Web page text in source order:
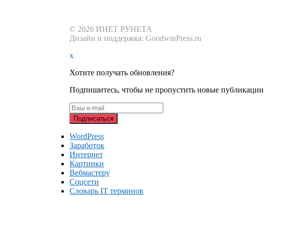
© 2026 ИНЕТ РУНЕТА
Дизайн и поддержка: GoodwinPress.ru
x
Хотите получать обновления?
Подпишитесь, чтобы не пропустить новые публикации
WordPress
Заработок
Интернет
Картинки
Вебмастеру
Соцсети
Словарь IT терминов